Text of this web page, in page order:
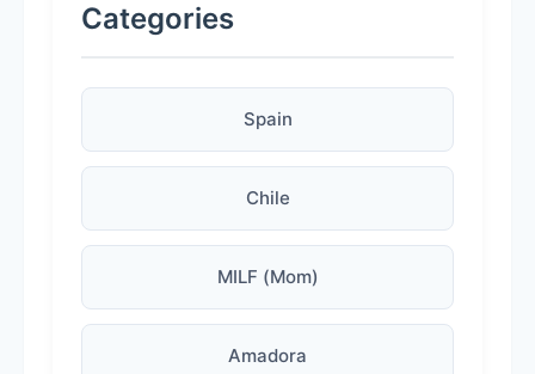
Categories
Spain
Chile
MILF (Mom)
Amadora